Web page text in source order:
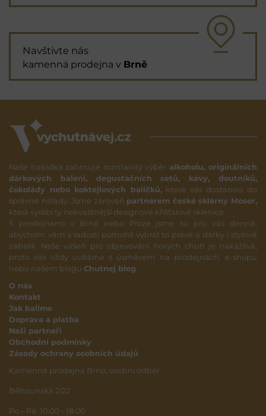
Navštivte nás
kamenná prodejna v Brně
Naše nabídka zahrnuje rozmanitý výběr alkoholu, originálních
dárkových balení, degustačních setů, kávy, doutníků,
čokolády nebo koktejlových balíčků,které vás dostanou do
správné nálady. Jsme zároveň partnerem české sklárny Moser,
která vyrábí ty nekvalitnější designové křišťálové sklenice.
S prodejnami v Brně nebo Praze jsme tu pro vás denně,
abychom vám s radostí pomohli vybrat to pravé a dárky i stylově
zabalili. Naše vášeň pro objevování nových chutí je nakažlivá,
proto vás vždy uvítáme s úsměvem na prodejnách, e-shopu
nebo našem blogu Chutnej blog
O nás
Kontakt
Jak balíme
Doprava a platba
Naši partneři
Obchodní podmínky
Zásady ochrany osobních údajů
Kamenná prodejna Brno, osobní odběr
Běhounská 2/22
Po – Pá: 10:00 – 18:00